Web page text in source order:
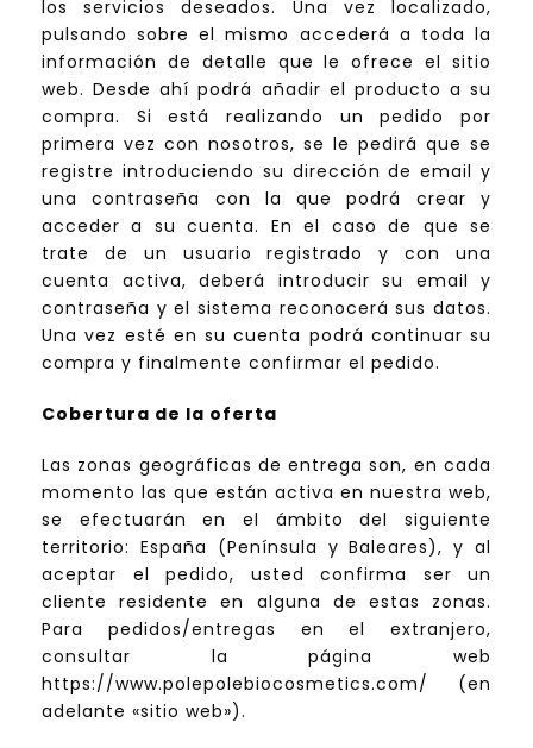
los servicios deseados. Una vez localizado,
pulsando sobre el mismo accederá a toda la
información de detalle que le ofrece el sitio
web. Desde ahí podrá añadir el producto a su
compra. Si está realizando un pedido por
primera vez con nosotros, se le pedirá que se
registre introduciendo su dirección de email y
una contraseña con la que podrá crear y
acceder a su cuenta. En el caso de que se
trate de un usuario registrado y con una
cuenta activa, deberá introducir su email y
contraseña y el sistema reconocerá sus datos.
Una vez esté en su cuenta podrá continuar su
compra y finalmente confirmar el pedido.
Cobertura de la oferta
Las zonas geográficas de entrega son, en cada
momento las que están activa en nuestra web,
se efectuarán en el ámbito del siguiente
territorio: España (Península y Baleares), y al
aceptar el pedido, usted confirma ser un
cliente residente en alguna de estas zonas.
Para pedidos/entregas en el extranjero,
consultar la página web
https://www.polepolebiocosmetics.com/ (en
adelante «sitio web»).